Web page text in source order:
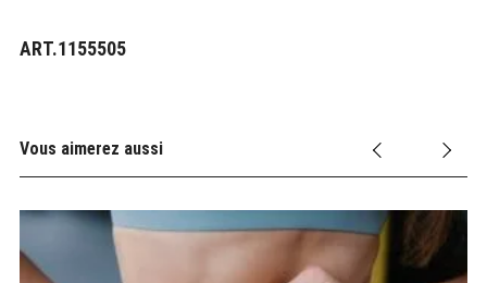
ART.1155505
Vous aimerez aussi